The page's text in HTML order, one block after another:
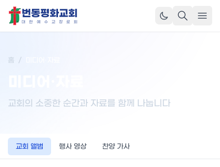
번동평화교회
대 한 예 수 교 장 로 회
메뉴
홈 /
교회의 소중한 순간과 자료를 함께 나눕니다
교회 앨범 행사 영상 찬양 가사